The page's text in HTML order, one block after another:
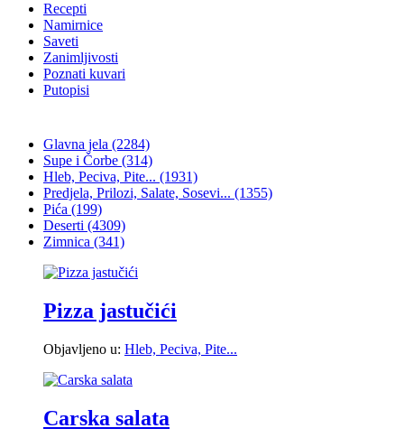
Recepti
Namirnice
Saveti
Zanimljivosti
Poznati kuvari
Putopisi
Glavna jela (2284)
Supe i Čorbe (314)
Hleb, Peciva, Pite... (1931)
Predjela, Prilozi, Salate, Sosevi... (1355)
Pića (199)
Deserti (4309)
Zimnica (341)
Pizza jastučići
Objavljeno u: Hleb, Peciva, Pite...
Carska salata